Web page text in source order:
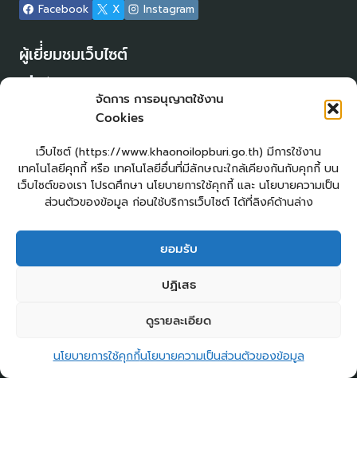
จัดการ การอนุญาตใช้งาน
Cookies
เว็บไซต์ (https://www.khaonoilopburi.go.th) มีการใช้งาน
เทคโนโลยีคุกกี้ หรือ เทคโนโลยีอื่นที่มีลักษณะใกล้เคียงกันกับคุกกี้ บน
เว็บไซต์ของเรา โปรดศึกษา นโยบายการใช้คุกกี้ และ นโยบายความเป็น
ส่วนตัวของข้อมูล ก่อนใช้บริการเว็บไซต์ ได้ที่ลิงค์ด้านล่าง
ยอมรับ
ปฏิเสธ
ดูรายละเอียด
นโยบายการใช้คุกกี้นโยบายความเป็นส่วนตัวของข้อมูล
Facebook X Instagram
ผู้เยี่่ยมชมเว็บไซต์
แผนผังเว็บไซต์
จัดทำเว็บไซต์
LopburiWebDesign.com
ยื่นแบบคำร้องทั่วไปออนไลน์
ศูนย์ข้อมูลข่าวสาร อบต.เขาน้อย